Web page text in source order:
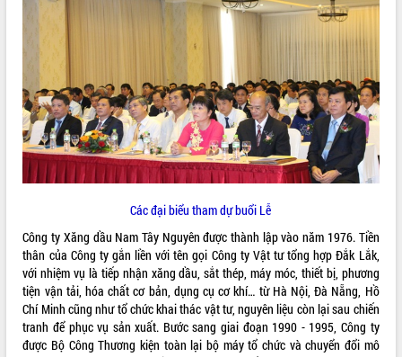
ĐIỂM TIN VĂN BẢN
QUY HOẠCH - KẾ HOẠCH
Các đại biểu tham dự buổi Lễ
Công ty Xăng dầu Nam Tây Nguyên được thành lập vào năm 1976. Tiền
thân của Công ty gắn liền với tên gọi Công ty Vật tư tổng hợp Đắk Lắk,
với nhiệm vụ là tiếp nhận xăng dầu, sắt thép, máy móc, thiết bị, phương
tiện vận tải, hóa chất cơ bản, dụng cụ cơ khí… từ Hà Nội, Đà Nẵng, Hồ
Chí Minh cũng như tổ chức khai thác vật tư, nguyên liệu còn lại sau chiến
tranh để phục vụ sản xuất. Bước sang giai đoạn 1990 - 1995, Công ty
được Bộ Công Thương kiện toàn lại bộ máy tổ chức và chuyển đổi mô